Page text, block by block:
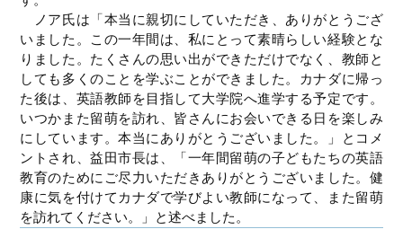
ノア氏は「本当に親切にしていただき、ありがとうござ
いました。この一年間は、私にとって素晴らしい経験とな
りました。たくさんの思い出ができただけでなく、教師と
しても多くのことを学ぶことができました。カナダに帰っ
た後は、英語教師を目指して大学院へ進学する予定です。
いつかまた留萌を訪れ、皆さんにお会いできる日を楽しみ
にしています。本当にありがとうございました。」とコメ
ントされ、益田市長は、「一年間留萌の子どもたちの英語
教育のためにご尽力いただきありがとうございました。健
康に気を付けてカナダで学びよい教師になって、また留萌
を訪れてください。」と述べました。